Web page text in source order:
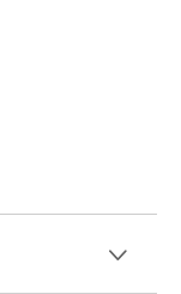
zu
den richtigen